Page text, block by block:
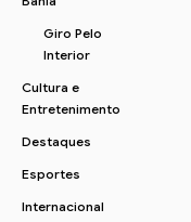
Giro Pelo
Interior
Cultura e
Entretenimento
Destaques
Esportes
Internacional